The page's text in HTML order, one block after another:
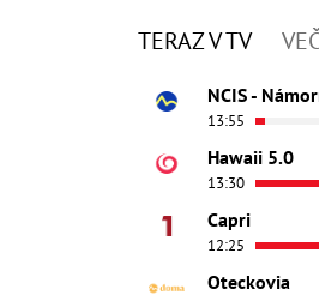
TERAZ V TV
13:55
Hawaii 5.0
13:30
Capri
12:25
Oteckovia